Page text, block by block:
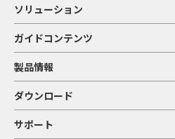
ソリューション
ガイドコンテンツ
製品情報
ダウンロード
サポート